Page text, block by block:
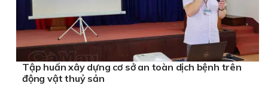
Tập huấn xây dựng cơ sở an toàn dịch bệnh trên
động vật thuỷ sản